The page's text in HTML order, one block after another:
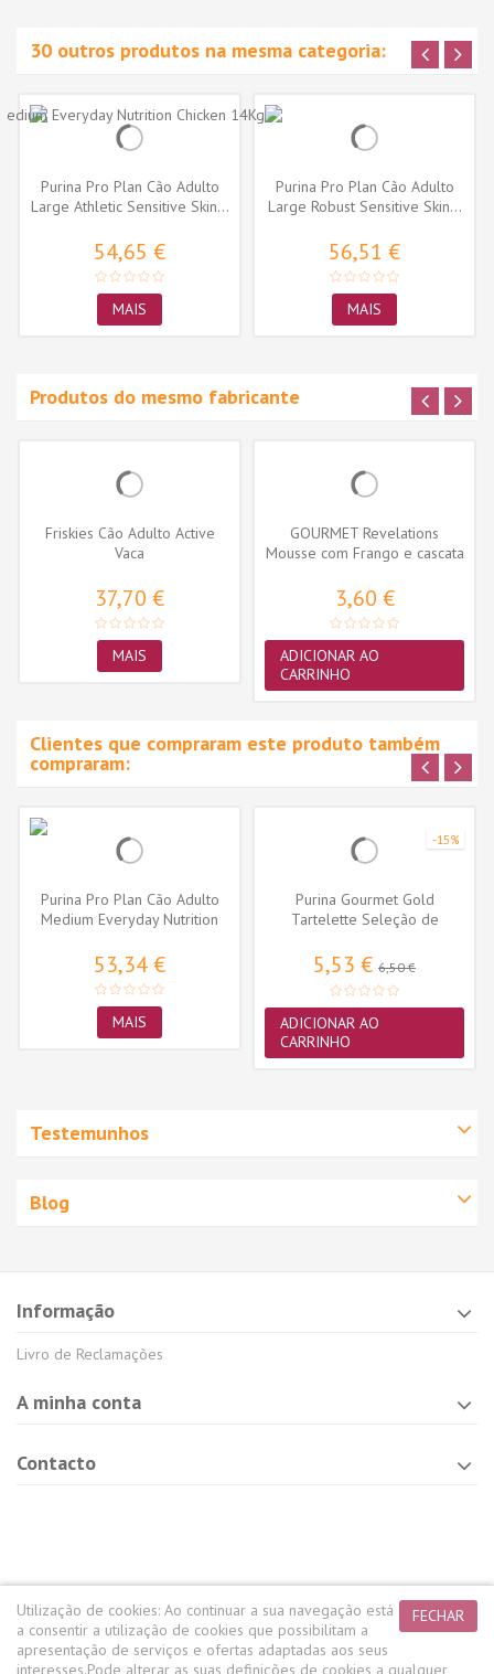
30 outros produtos na mesma categoria:
Purina Pro Plan Cão Adulto
Large Athletic Sensitive Skin...
54,65 €
MAIS
Purina Pro Plan Cão Adulto
Large Robust Sensitive Skin...
56,51 €
MAIS
Produtos do mesmo fabricante
Friskies Cão Adulto Active
Vaca
37,70 €
MAIS
GOURMET Revelations
Mousse com Frango e cascata
3,60 €
ADICIONAR AO
CARRINHO
Clientes que compraram este produto também
compraram:
Purina Pro Plan Cão Adulto
Medium Everyday Nutrition
53,34 €
MAIS
-15%
Purina Gourmet Gold
Tartelette Seleção de
5,53 € 6,50 €
ADICIONAR AO
CARRINHO
Testemunhos
Blog
Informação
Livro de Reclamações
A minha conta
Contacto
FECHAR
Utilização de cookies: Ao continuar a sua navegação está
a consentir a utilização de cookies que possibilitam a
apresentação de serviços e ofertas adaptadas aos seus
interesses.Pode alterar as suas definições de cookies a qualquer